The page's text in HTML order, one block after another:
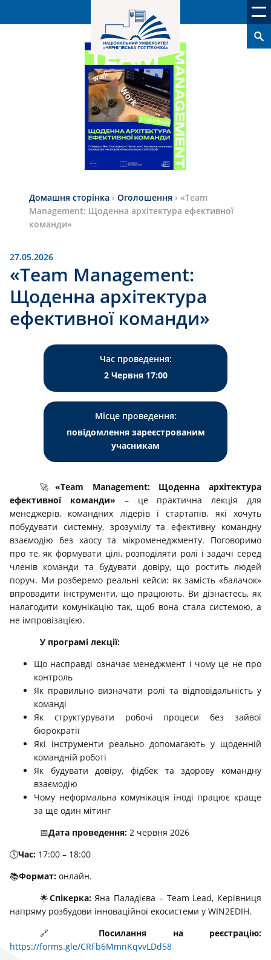
Домашня сторінка › Оголошення › «Team
Management: Щоденна архітектура ефективної
команди»
27.05.2026
«Team Management:
Щоденна архітектура
ефективної команди»
Час проведення:
2 Червня 17:00
Місце проведення:
повідомлення зареєстрованим
учасникам
🚀 «Team Management: Щоденна архітектура
ефективної команди» – це практична лекція для
менеджерів, командних лідерів і стартапів, які хочуть
побудувати системну, зрозумілу та ефективну командну
взаємодію без хаосу та мікроменеджменту. Поговоримо
про те, як формувати цілі, розподіляти ролі і задачі серед
членів команди та будувати довіру, що ростить людей
поруч. Ми розберемо реальні кейси: як замість «балачок»
впровадити інструменти, що працюють. Ви дізнаєтесь, як
налагодити комунікацію так, щоб вона стала системою, а
не імпровізацією.
У програмі лекції:
Що насправді означає менеджмент і чому це не про
контроль
Як правильно визначати ролі та відповідальність у
команді
Як структурувати робочі процеси без зайвої
бюрократії
Які інструменти реально допомагають у щоденній
командній роботі
Як будувати довіру, фідбек та здорову командну
взаємодію
Чому неформальна комунікація іноді працює краще
за ще один мітинг
📅Дата проведення: 2 червня 2026
🕔Час: 17:00 – 18:00
📚Формат: онлайн.
🌟Спікерка:Яна Паладієва – Team Lead, Керівниця
напряму розбудови інноваційної екосистеми у WIN2EDIH.
🔗 Посилання на реєстрацію:
https://forms.gle/CRFb6MmnKqvvLDd58